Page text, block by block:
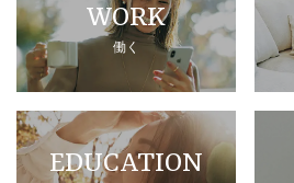
WORK
働く
EDUCATION